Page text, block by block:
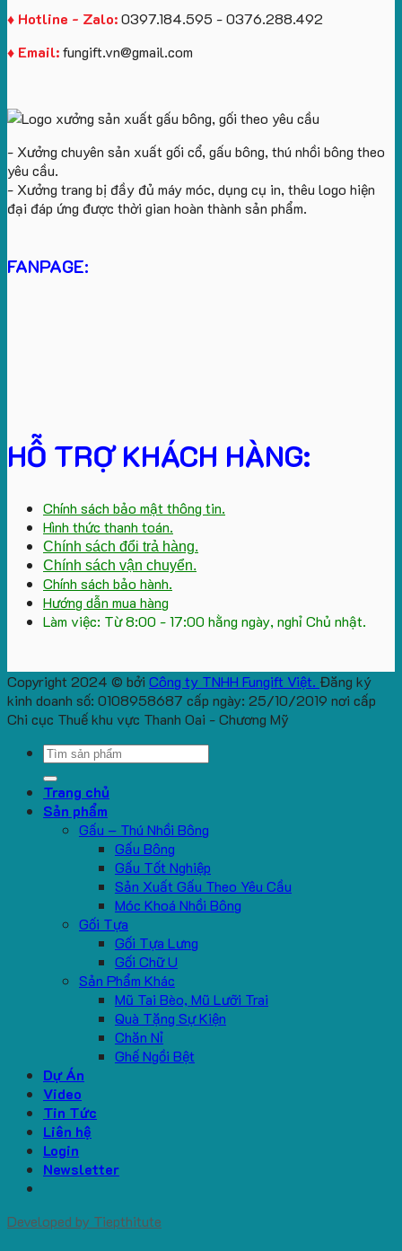
♦ Hotline - Zalo:0397.184.595 - 0376.288.492
♦ Email:fungift.vn@gmail.com
- Xưởng chuyên sản xuất gối cổ, gấu bông, thú nhồi bông theo
yêu cầu.
- Xưởng trang bị đầy đủ máy móc, dụng cụ in, thêu logo hiện
đại đáp ứng được thời gian hoàn thành sản phẩm.
FANPAGE:
HỖ TRỢ KHÁCH HÀNG:
Chính sách bảo mật thông tin.
Hình thức thanh toán.
Chính sách đổi trả hàng.
Chính sách vận chuyển.
Chính sách bảo hành.
Hướng dẫn mua hàng
Làm việc: Từ 8:00 - 17:00 hằng ngày, nghỉ Chủ nhật.
Copyright 2024 © bởi Công ty TNHH Fungift Việt. Đăng ký
kinh doanh số: 0108958687 cấp ngày: 25/10/2019 nơi cấp
Chi cục Thuế khu vực Thanh Oai - Chương Mỹ
Search
Trang chủ
Sản phẩm
Gấu – Thú Nhồi Bông
Gấu Bông
Gấu Tốt Nghiệp
Sản Xuất Gấu Theo Yêu Cầu
Móc Khoá Nhồi Bông
Gối Tựa
Gối Tựa Lưng
Gối Chữ U
Sản Phẩm Khác
Mũ Tai Bèo, Mũ Lưỡi Trai
Quà Tặng Sự Kiện
Chăn Nỉ
Ghế Ngồi Bệt
Dự Án
Video
Tin Tức
Liên hệ
Login
Newsletter
Developed by Tiepthitute